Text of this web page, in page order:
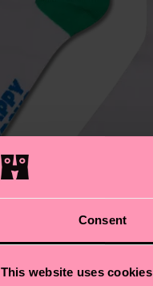
Consent
This website uses cookies